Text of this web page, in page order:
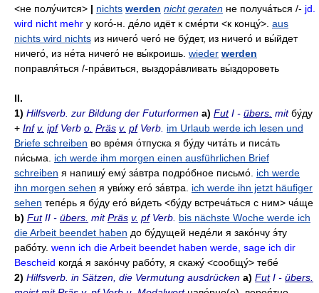
<не полу́чится> | nichts werden nicht geraten не получа́ться /- jd.
wird nicht mehr у кого́-н. де́ло идёт к сме́рти <к концу́>. aus
nichts wird nichts из ничего́ чего́ не бу́дет, из ничего́ и вы́йдет
ничего́ из не́та ничего́ не вы́кроишь wieder werden
поправля́ться /-пра́виться выздора́вливать вы́здороветь
II.
1) Hilfsverb. zur Bildung der Futurformen a) FutI - übers. mit бу́ду
+ Inf v. ipfVerb o. Präs v. pfVerb. im Urlaub werde ich lesen und
Briefe schreiben во вре́мя о́тпуска я бу́ду чита́ть и писа́ть
пи́сьма
ich werde ihm morgen einen ausführlichen Brief
schreiben я напишу́ ему́ за́втра подро́бное письмо́ ich werde
ihn morgen sehen я уви́жу его́ за́втра
ich werde ihn jetzt häufiger
sehen тепе́рь я бу́ду его́ ви́деть <бу́ду встреча́ться с ним> ча́ще
b) FutII - übers. mitPräs v. pfVerb. bis nächste Woche werde ich
die Arbeit beendet haben до бу́дущей неде́ли я зако́нчу э́ту
рабо́ту. wenn ich die Arbeit beendet haben werde, sage ich dir
Bescheid когда́ я зако́нчу рабо́ту, я скажу́ <сообщу́> тебе́
2) Hilfsverb. in Sätzen, die Vermutung ausdrücken a) FutI - übers.